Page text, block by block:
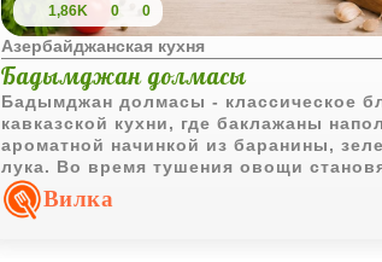
1,86K 0 0
Азербайджанская кухня
Бадымджан долмасы
Бадымджан долмасы - классическое
кавказской кухни, где баклажаны
ароматной начинкой из баранины,
лука. Во время тушения овощи
мягкими и насыщаются мясным соком и
ароматом свежих томатов.
Вилка